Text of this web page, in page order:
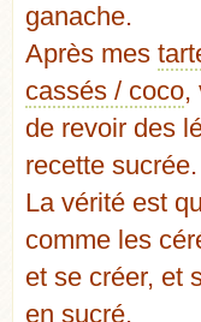
ganache.
Après mes
cassés / coco,
de revoir des
recette sucrée.
La vérité est
comme les
et se créer, et
en sucré.